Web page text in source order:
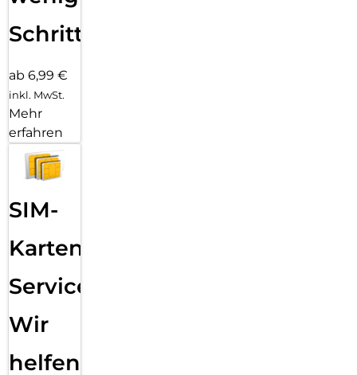
Schritten
ab 6,99 €
inkl. MwSt.
Mehr
erfahren
SIM-
Karten
Service:
Wir
helfen